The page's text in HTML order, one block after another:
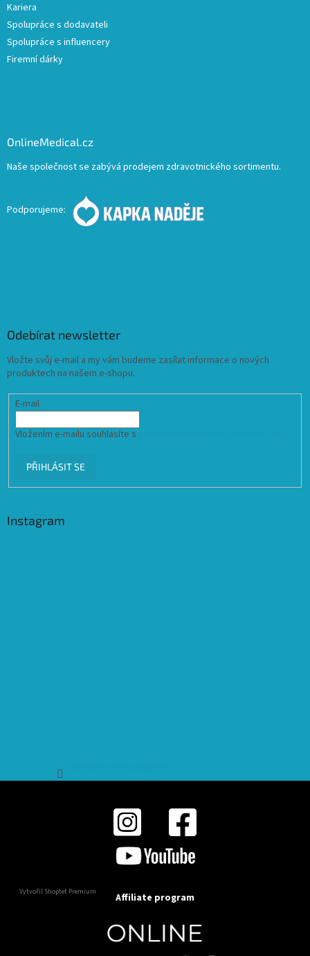
Kariera
Spolupráce s dodavateli
Spolupráce s influencery
Firemní dárky
OnlineMedical.cz
Naše společnost se zabývá prodejem zdravotnického sortimentu.
Podporujeme:
Odebírat newsletter
Vložte svůj e-mail a my vám budeme zasílat informace o nových
produktech na našem e-shopu.
E-mail
Vložením e-mailu souhlasíte s
PŘIHLÁSIT SE
Instagram
Vytvořil Shoptet Premium Affiliate program